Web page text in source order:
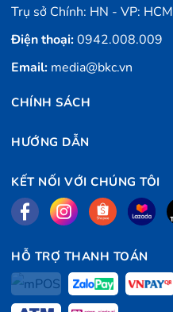
Trụ sở Chính: HN - VP:
Điện thoại:0942.008.009
Email: media@bkc.vn
CHÍNH SÁCH
HƯỚNG DẪN
KẾT NỐI VỚI CHÚNG TÔI
HỖ TRỢ THANH TOÁN